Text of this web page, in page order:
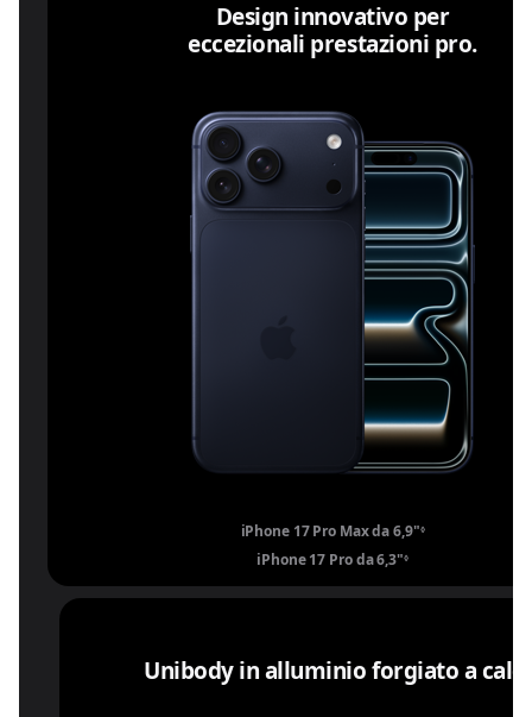
Design innovativo per
eccezionali prestazioni pro.
iPhone 17 Pro Max da 6,9"◊Leggi le note
iPhone 17 Pro da 6,3"◊Leggi le note
Unibody in alluminio forgiato a